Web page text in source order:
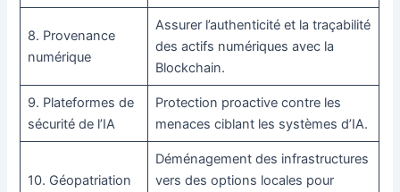
8. Provenance
numérique
Assurer l’authenticité et la traçabilité
des actifs numériques avec la
Blockchain.
9. Plateformes de
sécurité de l’IA
Protection proactive contre les
menaces ciblant les systèmes d’IA.
10. Géopatriation
Déménagement des infrastructures
vers des options locales pour